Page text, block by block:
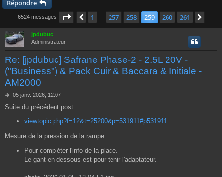
Répondre
6524 messages Page 259 sur261
Précédent
1 257 258 259 260 261
jpdubuc
Administrateur
Re: [jpdubuc] Safrane Phase-2 - 2.5L 20V -
("Business") & Pack Cuir & Baccara & Initiale -
AM2000
M
s
e
05 janv. 2026, 12:07
Suite du précédent post :
viewtopic.php?f=12&t=25200&p=531911#p531911
Mesure de la pression de la rampe :
Pour compléter l'info de la place.
Le gant en dessous est pour tenir l'adaptateur.